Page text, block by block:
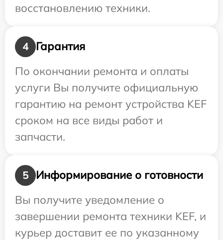
восстановлению техники.
4
Гарантия
По окончании ремонта и оплаты
услуги Вы получите официальную
гарантию на ремонт устройства KEF
сроком на все виды работ и
запчасти.
5
Информирование о готовности
Вы получите уведомление о
завершении ремонта техники KEF, и
курьер доставит ее по указанному